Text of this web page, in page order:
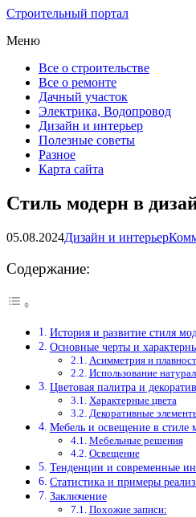
Строительный портал
Меню
Все о строительстве
Все о ремонте
Дачный участок
Электрика, Водопровод
Дизайн и интерьер
Полезные советы
Разное
Карта сайта
Стиль модерн в
05.08.2024Дизайн и интерьер
Содержание:
История и развитие стиля
Основные черты и
Асимметрия и
Использование
Цветовая палитра и
Характерные цвета
Декоративные
Мебель и освещение в стиле
Мебельные решения
Освещение
Тенденции и современные
Статистика и примеры
Заключение
Похожие записи: